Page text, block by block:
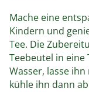
Mache eine
Kindern und
Tee. Die
Teebeutel in eine
Wasser, lasse
kühle ihn dann